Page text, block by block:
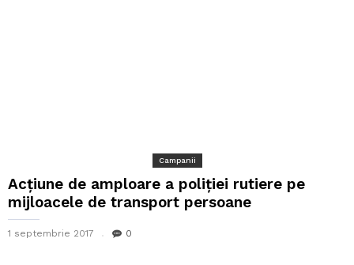
Campanii
Acțiune de amploare a poliției rutiere pe
mijloacele de transport persoane
1 septembrie 2017 0